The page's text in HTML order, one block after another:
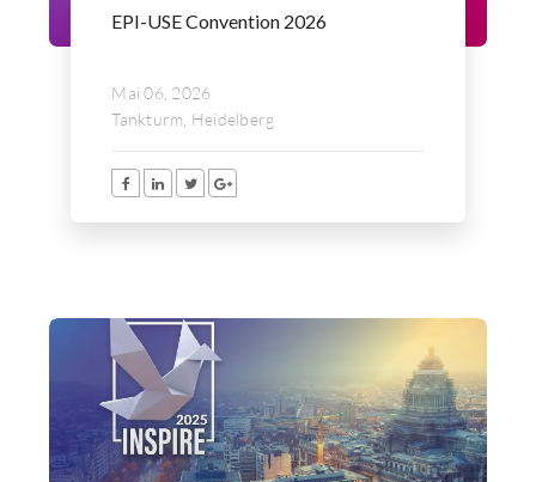
EPI-USE Convention 2026
Mai 06, 2026
Tankturm, Heidelberg